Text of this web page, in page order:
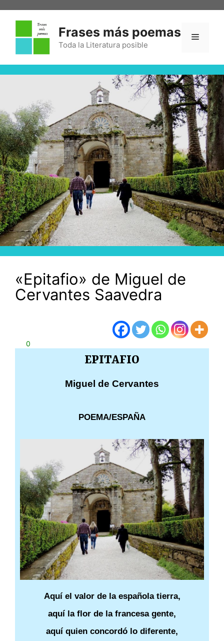
Frases más poemas
Toda la Literatura posible
«Epitafio» de Miguel de
Cervantes Saavedra
0
EPITAFIO
Miguel de Cervantes
POEMA/ESPAÑA
Aquí el valor de la española tierra,
aquí la flor de la francesa gente,
aquí quien concordó lo diferente,